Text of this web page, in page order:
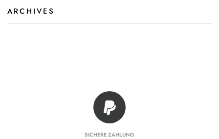
ARCHIVES
SICHERE ZAHLUNG